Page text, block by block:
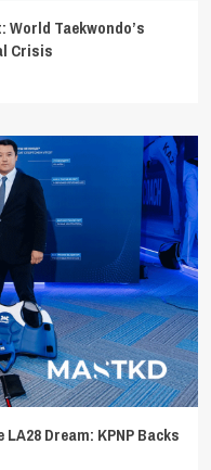
World Taekwondo’s
Crisis
Dream: KPNP Backs